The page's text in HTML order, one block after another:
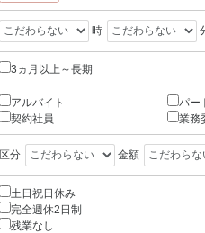
時
3ヵ月以上～長期
アルバイト パー
契約社員
業務
区分 金額
土日祝日休み
完全週休2日制
残業なし